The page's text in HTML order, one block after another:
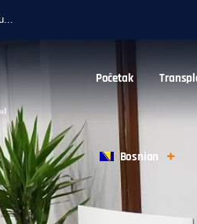
Početak
Bosnian